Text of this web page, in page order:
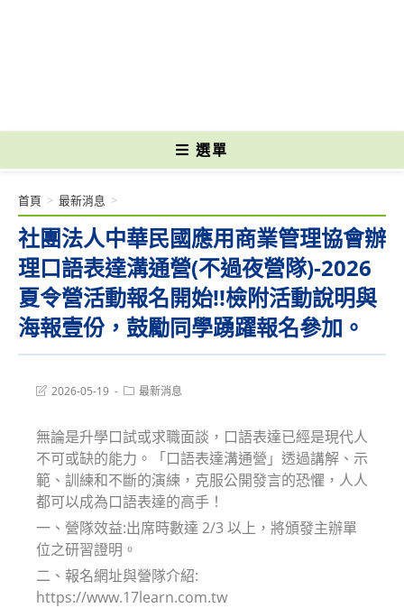
選單
社團法人中華民國應用商業管理協會辦
理口語表達溝通營(不過夜營隊)-2026
夏令營活動報名開始!!檢附活動說明與
海報壹份，鼓勵同學踴躍報名參加。
首頁 > 最新消息 >
Post2026-05-19
Post最新消息
無論是升學口試或求職面談，口語表達已經是現代人
不可或缺的能力。「口語表達溝通營」透過講解、示
範、訓練和不斷的演練，克服公開發言的恐懼，人人
都可以成為口語表達的高手！
一、營隊效益:出席時數達 2/3 以上，將頒發主辦單
位之研習證明。
二、報名網址與營隊介紹:
https://www.17learn.com.tw